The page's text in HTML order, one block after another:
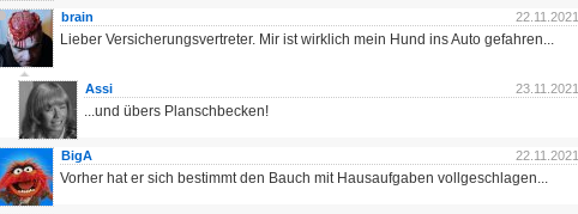
22.11.2021
brain
Lieber Versicherungsvertreter. Mir ist wirklich mein Hund ins Auto gefahren...
23.11.2021
Assi
...und übers Planschbecken!
22.11.2021
BigA
Vorher hat er sich bestimmt den Bauch mit Hausaufgaben vollgeschlagen...